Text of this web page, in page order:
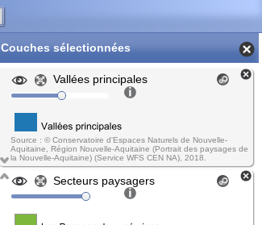
Couches sélectionnées
Vallées principales
Source : © Conservatoire d'Espaces Naturels de Nouvelle-
Aquitaine, Région Nouvelle-Aquitaine (Portrait des paysages de
la Nouvelle-Aquitaine) (Service WFS CEN NA), 2018.
Secteurs paysagers